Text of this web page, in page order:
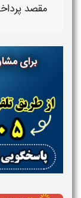
مقصد پرداخت
برای مشاوره